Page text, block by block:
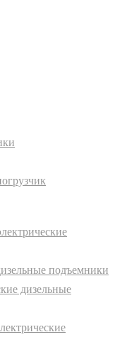
подъемники
дизельные